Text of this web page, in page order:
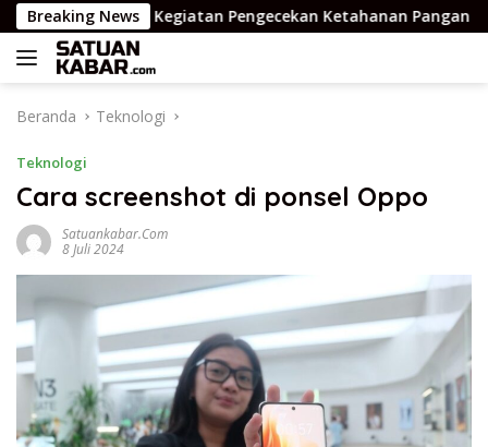
Langsung
ke
konten
Breaking News
Kegiatan Pengecekan Ketahanan Pangan
Beranda Teknologi
Teknologi
Cara screenshot di ponsel Oppo
Satuankabar.com
8 Juli 2024